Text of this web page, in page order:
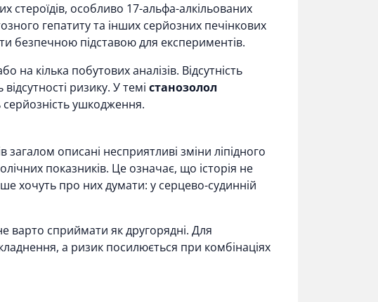
стероїдів, особливо 17-альфа-алкільованих
гепатиту та інших серйозних печінкових
безпечною підставою для експериментів.
кілька побутових аналізів. Відсутність
ризику. У темі станозолол
ушкодження.
описані несприятливі зміни ліпідного
показників. Це означає, що історія не
хочуть про них думати: у серцево-судинній
варто сприймати як другорядні. Для
а ризик посилюється при комбінаціях